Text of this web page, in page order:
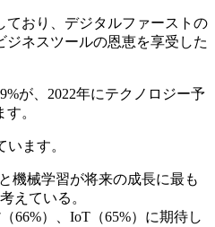
ており、デジタルファーストの
ネスツールの恩恵を享受した
が、2022年にテクノロジー予
。
ます。
機械学習が将来の成長に最も
えている。
66%）、IoT（65%）に期待し